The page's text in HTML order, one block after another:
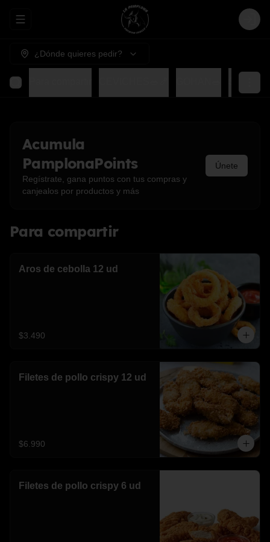
Abrir menu de navegación Login
¿Dónde quieres pedir?
Acumula
PamplonaPoints
Regístrate, gana puntos con tus compras y
canjealos por productos y más
Únete
Para compartir
Aros de cebolla 12 ud
$3.490
Filetes de pollo crispy 12 ud
$6.990
Filetes de pollo crispy 6 ud